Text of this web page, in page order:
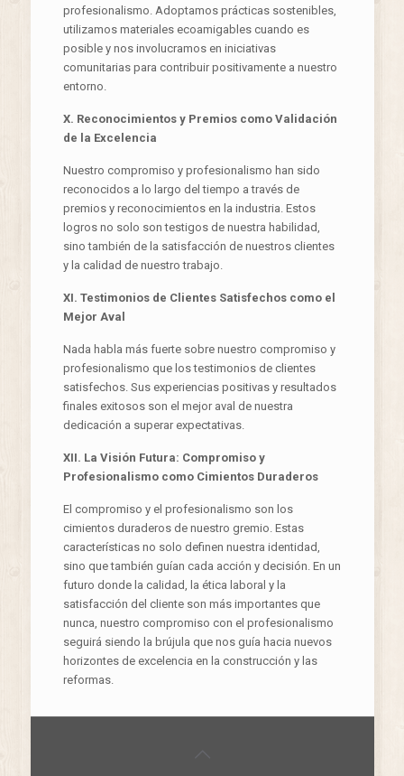
profesionalismo. Adoptamos prácticas sostenibles,
utilizamos materiales ecoamigables cuando es
posible y nos involucramos en iniciativas
comunitarias para contribuir positivamente a nuestro
entorno.
X. Reconocimientos y Premios como Validación
de la Excelencia
Nuestro compromiso y profesionalismo han sido
reconocidos a lo largo del tiempo a través de
premios y reconocimientos en la industria. Estos
logros no solo son testigos de nuestra habilidad,
sino también de la satisfacción de nuestros clientes
y la calidad de nuestro trabajo.
XI. Testimonios de Clientes Satisfechos como el
Mejor Aval
Nada habla más fuerte sobre nuestro compromiso y
profesionalismo que los testimonios de clientes
satisfechos. Sus experiencias positivas y resultados
finales exitosos son el mejor aval de nuestra
dedicación a superar expectativas.
XII. La Visión Futura: Compromiso y
Profesionalismo como Cimientos Duraderos
El compromiso y el profesionalismo son los
cimientos duraderos de nuestro gremio. Estas
características no solo definen nuestra identidad,
sino que también guían cada acción y decisión. En un
futuro donde la calidad, la ética laboral y la
satisfacción del cliente son más importantes que
nunca, nuestro compromiso con el profesionalismo
seguirá siendo la brújula que nos guía hacia nuevos
horizontes de excelencia en la construcción y las
reformas.